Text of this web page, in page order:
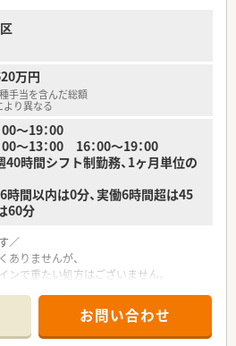
。
積極的に行っており、1,100人以上の患者
ウハウがあります。
ら550万円ですが、経験次第で580万円
あります。
週休2日制であり、大手企業並みの充実し
。
月分）支給され、各種手当も充実している
れます。
万円
手当を含んだ総額
り異なる
～19：00
：00 16：00～19：00
時間シフト制勤務、1ヶ月単位の
時間以内は0分、実働6時間超は45
60分
／
りませんが、
で重たい処方はございません。
ントを実施や在宅にも力を入れており、
す。
お問い合わせ